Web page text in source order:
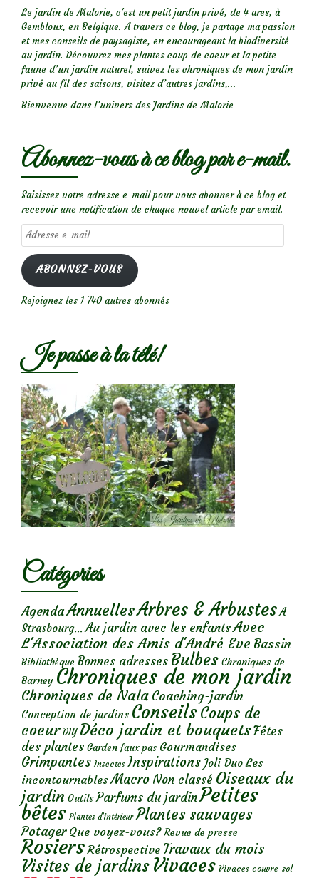
Le jardin de Malorie, c'est un petit jardin privé, de 4 ares, à
Gembloux, en Belgique. A travers ce blog, je partage ma passion
et mes conseils de paysagiste, en encourageant la biodiversité
au jardin. Découvrez mes plantes coup de coeur et la petite
faune d’un jardin naturel, suivez les chroniques de mon jardin
privé au fil des saisons, visitez d’autres jardins,...
Bienvenue dans l’univers des Jardins de Malorie
Abonnez-vous à ce blog par e-mail.
Saisissez votre adresse e-mail pour vous abonner à ce blog et
recevoir une notification de chaque nouvel article par email.
Adresse
e-
mail
ABONNEZ-VOUS
Rejoignez les 1 740 autres abonnés
Je passe à la télé!
Catégories
AgendaAnnuellesArbres & Arbustes A
Strasbourg... Au jardin avec les enfantsAvec
L'Association des Amis d'André Eve Bassin
Bibliothèque Bonnes adresses Bulbes Chroniques de
Barney Chroniques de mon jardin
Chroniques de Nala Coaching-jardin
Conception de jardins ConseilsCoups de
coeur DIY Déco jardin et bouquetsFêtes
des plantes Garden faux pas Gourmandises
Grimpantes Insectes Inspirations Joli Duo Les
incontournables Macro Non classé Oiseaux du
jardin Outils Parfums du jardinPetites
bêtes Plantes d’intérieur Plantes sauvages
Potager Que voyez-vous? Revue de presse
Rosiers Rétrospective Travaux du mois
Visites de jardins Vivaces Vivaces couvre-sol